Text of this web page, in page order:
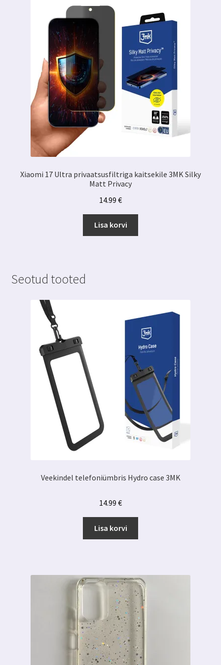
Xiaomi 17 Ultra privaatsusfiltriga kaitsekile 3MK Silky
Matt Privacy
14.99 €
Lisa korvi
Seotud tooted
Veekindel telefoniümbris Hydro case 3MK
14.99 €
Lisa korvi